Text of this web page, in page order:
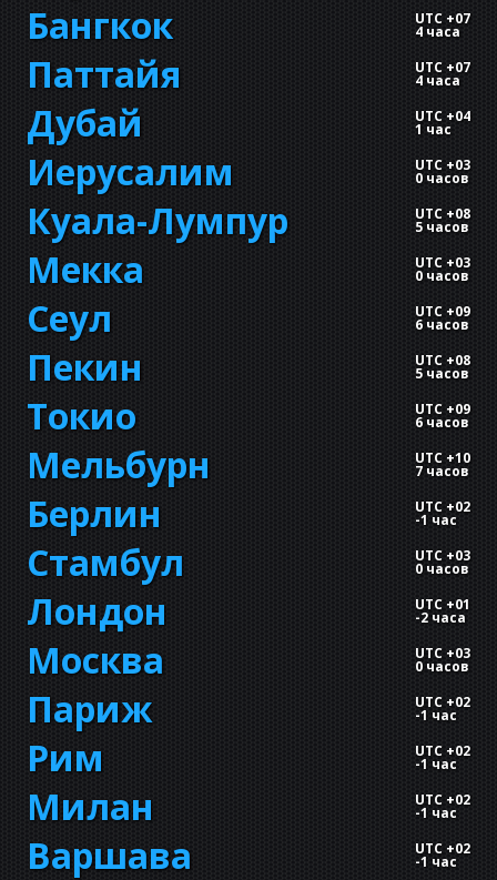
Бангкок UTC +07
4 часа
Паттайя UTC +07
4 часа
Дубай UTC +04
1 час
Иерусалим UTC +03
0 часов
Куала-Лумпур UTC +08
5 часов
Мекка UTC +03
0 часов
Сеул UTC +09
6 часов
Пекин UTC +08
5 часов
Токио UTC +09
6 часов
Мельбурн UTC +10
7 часов
Берлин UTC +02
-1 час
Стамбул UTC +03
0 часов
Лондон UTC +01
-2 часа
Москва UTC +03
0 часов
Париж UTC +02
-1 час
Рим UTC +02
-1 час
Милан UTC +02
-1 час
Варшава UTC +02
-1 час